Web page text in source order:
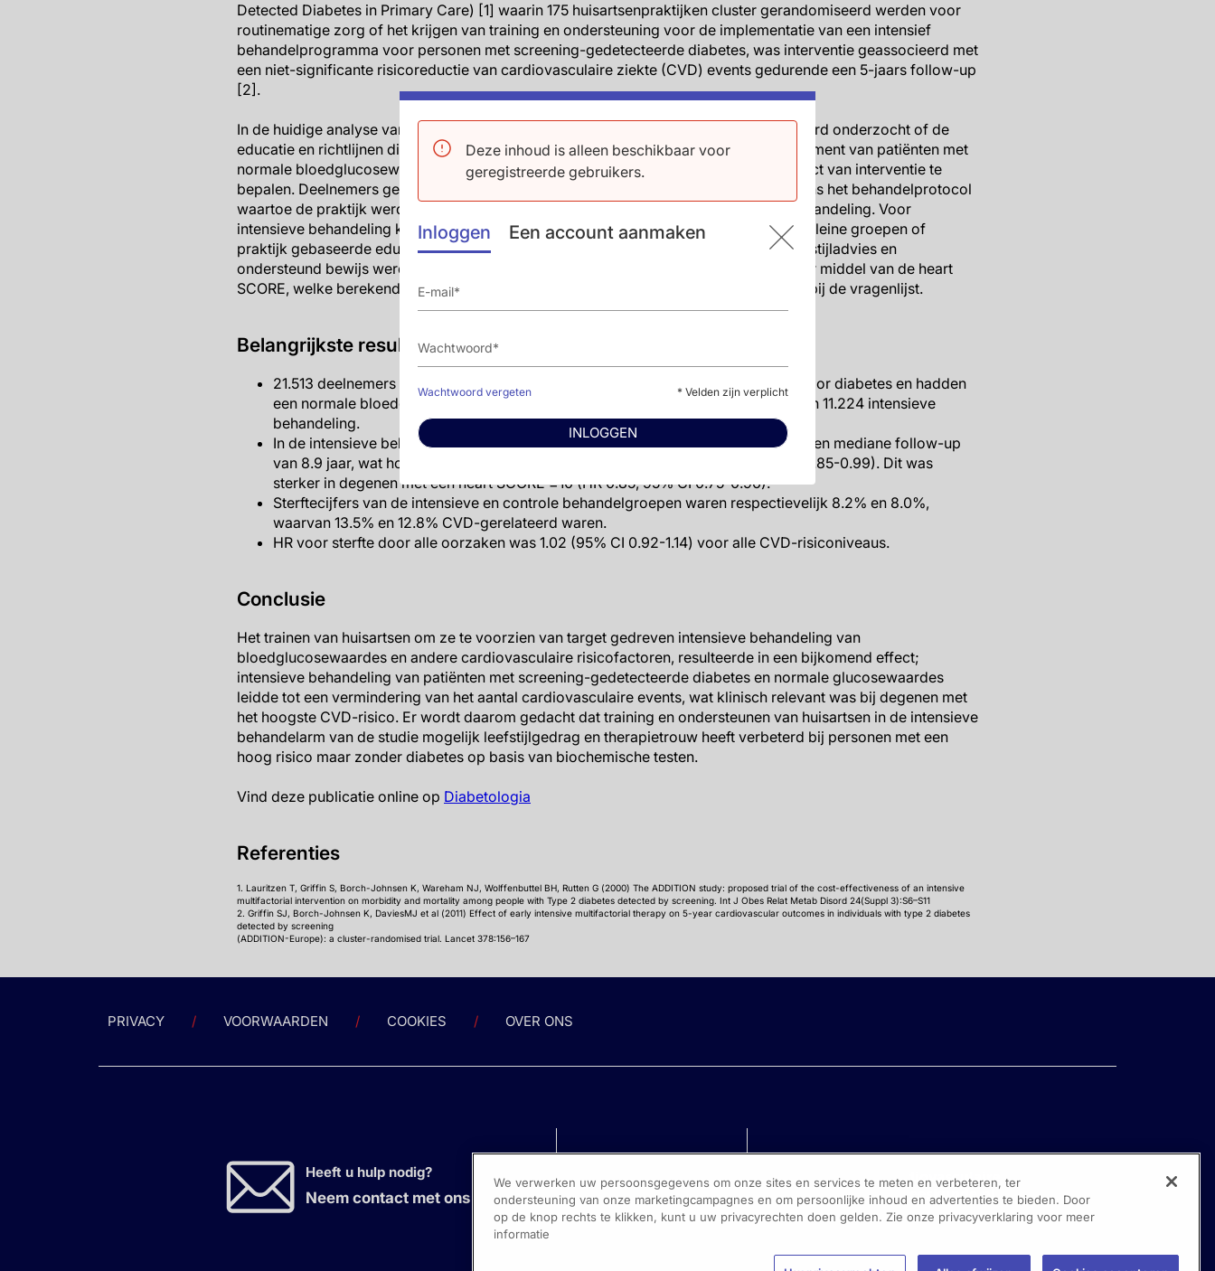
Deze inhoud is alleen beschikbaar voor
geregistreerde gebruikers.
Inloggen Een account aanmaken
Wachtwoord vergeten * Velden zijn verplicht
INLOGGEN
Detected Diabetes in Primary Care) [1] waarin 175 huisartsenpraktijken cluster gerandomiseerd werden voor
routinematige zorg of het krijgen van training en ondersteuning voor de implementatie van een intensief
behandelprogramma voor personen met screening-gedetecteerde diabetes, was interventie geassocieerd met
een niet-significante risicoreductie van cardiovasculaire ziekte (CVD) events gedurende een 5-jaars follow-up
[2].
In de huidige analyse van de ADDITION-Denmark (screening tussen 2001 en 2006) werd onderzocht of de
educatie en richtlijnen die aangeboden werden, invloed hebben gehad op het management van patiënten met
normale bloedglucosewaarden na screening, om op deze manier het bijkomende effect van interventie te
bepalen. Deelnemers gediagnosticeerd met type 2 diabetes werden behandeld volgens het behandelprotocol
waartoe de praktijk werd toegewezen: routinematig (controlegroep) of intensieve behandeling. Voor
intensieve behandeling kregen huisartsen en verplegers training en ondersteunen via kleine groepen of
praktijk gebaseerde educatieve bijeenkomsten waar behandeldoelen/algoritmes, leefstijladvies en
ondersteund bewijs werden bediscussieerd. Cardiovasculair risico werd bepaald door middel van de heart
SCORE, welke berekend werd wanneer deelnemers een score van ≥5 punten hadden bij de vragenlijst.
Belangrijkste resultaten
21.513 deelnemers waren op basis van een vragenlijst bij de screening positief voor diabetes en hadden
een normale bloedglucose; 10.289 kregen routinematige zorg (controlegroep) en 11.224 intensieve
behandeling.
In de intensieve behandelgroep kwamen 1904 (17.0%) CVD-events voor tijdens een mediane follow-up
van 8.9 jaar, wat hoger was in de controlegroep (1990, 18.3%, HR 0.92, 95% CI 0.85-0.99). Dit was
sterker in degenen met een heart SCORE ≥10 (HR 0.85, 95% CI 0.75-0.96).
Sterftecijfers van de intensieve en controle behandelgroepen waren respectievelijk 8.2% en 8.0%,
waarvan 13.5% en 12.8% CVD-gerelateerd waren.
HR voor sterfte door alle oorzaken was 1.02 (95% CI 0.92-1.14) voor alle CVD-risiconiveaus.
Conclusie
Het trainen van huisartsen om ze te voorzien van target gedreven intensieve behandeling van
bloedglucosewaardes en andere cardiovasculaire risicofactoren, resulteerde in een bijkomend effect;
intensieve behandeling van patiënten met screening-gedetecteerde diabetes en normale glucosewaardes
leidde tot een vermindering van het aantal cardiovasculaire events, wat klinisch relevant was bij degenen met
het hoogste CVD-risico. Er wordt daarom gedacht dat training en ondersteunen van huisartsen in de intensieve
behandelarm van de studie mogelijk leefstijlgedrag en therapietrouw heeft verbeterd bij personen met een
hoog risico maar zonder diabetes op basis van biochemische testen.
Vind deze publicatie online op Diabetologia
Referenties
1. Lauritzen T, Griffin S, Borch-Johnsen K, Wareham NJ, Wolffenbuttel BH, Rutten G (2000) The ADDITION study: proposed trial of the cost-effectiveness of an intensive
multifactorial intervention on morbidity and mortality among people with Type 2 diabetes detected by screening. Int J Obes Relat Metab Disord 24(Suppl 3):S6–S11
2. Griffin SJ, Borch-Johnsen K, DaviesMJ et al (2011) Effect of early intensive multifactorial therapy on 5-year cardiovascular outcomes in individuals with type 2 diabetes
detected by screening
(ADDITION-Europe): a cluster-randomised trial. Lancet 378:156–167
PRIVACY VOORWAARDEN COOKIES OVER ONS
Heeft u hulp nodig?
Neem contact met ons op
We verwerken uw persoonsgegevens om onze sites en services te meten en verbeteren, ter
ondersteuning van onze marketingcampagnes en om persoonlijke inhoud en advertenties te bieden. Door
op de knop rechts te klikken, kunt u uw privacyrechten doen gelden. Zie onze privacyverklaring voor meer
informatie